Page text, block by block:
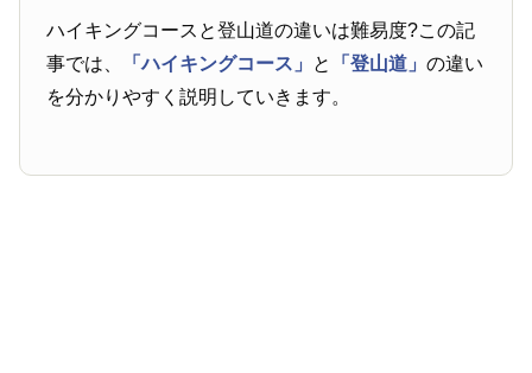
ハイキングコースと登山道の違いは難易度?この記
事では、
「ハイキングコース」 と 「登山道」の違い
を分かりやすく説明していきます。